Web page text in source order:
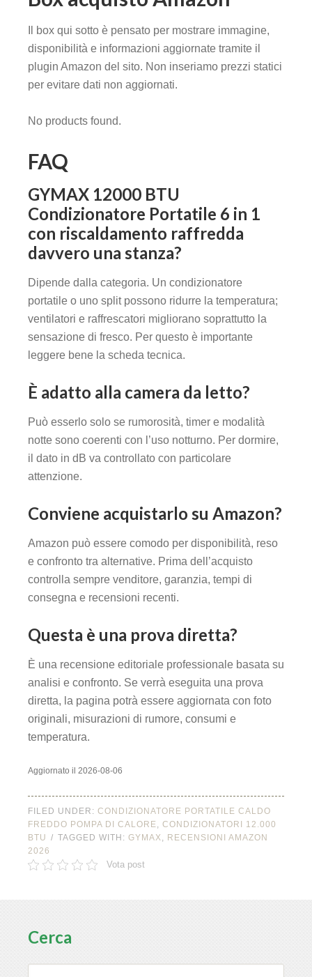
Il box qui sotto è pensato per mostrare immagine,
disponibilità e informazioni aggiornate tramite il
plugin Amazon del sito. Non inseriamo prezzi statici
per evitare dati non aggiornati.
No products found.
FAQ
GYMAX 12000 BTU
Condizionatore Portatile 6 in 1
con riscaldamento raffredda
davvero una stanza?
Dipende dalla categoria. Un condizionatore
portatile o uno split possono ridurre la temperatura;
ventilatori e raffrescatori migliorano soprattutto la
sensazione di fresco. Per questo è importante
leggere bene la scheda tecnica.
È adatto alla camera da letto?
Può esserlo solo se rumorosità, timer e modalità
notte sono coerenti con l’uso notturno. Per dormire,
il dato in dB va controllato con particolare
attenzione.
Conviene acquistarlo su Amazon?
Amazon può essere comodo per disponibilità, reso
e confronto tra alternative. Prima dell’acquisto
controlla sempre venditore, garanzia, tempi di
consegna e recensioni recenti.
Questa è una prova diretta?
È una recensione editoriale professionale basata su
analisi e confronto. Se verrà eseguita una prova
diretta, la pagina potrà essere aggiornata con foto
originali, misurazioni di rumore, consumi e
temperatura.
Aggiornato il 2026-08-06
FILED UNDER: CONDIZIONATORE PORTATILE CALDO
FREDDO POMPA DI CALORE, CONDIZIONATORI 12.000
BTU
TAGGED WITH: GYMAX, RECENSIONI AMAZON
2026
Vota post
Cerca